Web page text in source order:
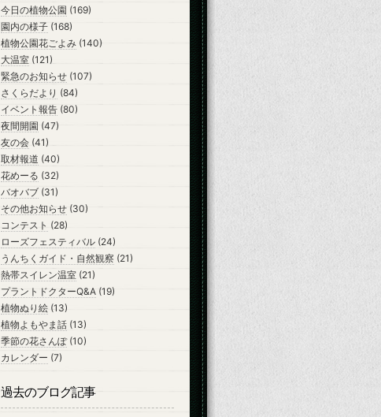
今日の植物公園 (169)
園内の様子 (168)
植物公園花ごよみ (140)
大温室 (121)
緊急のお知らせ (107)
さくらだより (84)
イベント報告 (80)
夜間開園 (47)
友の会 (41)
取材報道 (40)
花めーる (32)
バオバブ (31)
その他お知らせ (30)
コンテスト (28)
ローズフェスティバル (24)
うんちくガイド・自然観察 (21)
熱帯スイレン温室 (21)
プラントドクターQ&A (19)
植物ぬり絵 (13)
植物よもやま話 (13)
季節の花さんぽ (10)
カレンダー (7)
過去のブログ記事